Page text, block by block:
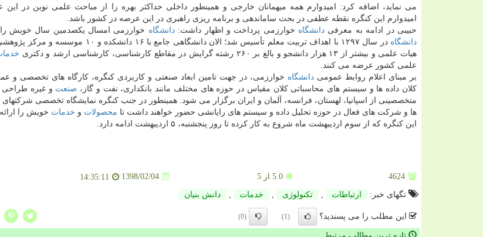
می نماید، اضافه كرد: امیدوارم همه میهمانان خارجی و همینطور داخلی حداكثر بهره را از مباحث علمی نوین در این
امیدوارم این كنگره نقطه عطفی در بحث ساماندهی و برنامه ریزی راهبری در این عرصه در كشور باشد.
حبیبی در ادامه به معرفی دانشگاه خوارزمی پرداخت و اظهار داشت:دانشگاه خوارزمی امسال یكصدمین سال خویش
دانشگاه
هیات علمی و بیشتر از ۱۳ هزار دانشجو و بالغ بر ۲۶۰ رشته گرایش در مقاطع كارشناسی، كارشناسی ارشد و دكتری
علمی كشور عرضه می كنند.
بر مبنای اعلام روابط عمومی دانشگاه خوارزمی، در جهت تامین ابعاد صنعتی و كاربردی كنگره، كارگاه های تخصصی و
كلان داده ها و سیستم های محاسباتی كلان مقیاس در حوزه های مختلف مانند بانكداری، نفت و گاز، صنعت و غیره
متخصصینی از اسپانیا، لهستان، فرانسه، آلمان و ایران برگزار می شود. همینطور در جنب كنگره نمایشگاه تخصصی شركتهای
ها و شركت های فعال در حوزه تحلیل داده و سیستم های رایانشی حضور خواهند داشت تا محصولات و خدمات خویش را ارائه
این كنگره كه از سوم اردیبهشت ماه شروع به كار كرده تا روز پنجشنبه، ۵ اردیبهشت ادامه دارد.
4624
5.0از 5 1398/02/04
14:35:11
تگهای خبر:
ارتباطات تكنولوژی خدمات دانش بنیان
این مطلب را می پسندید؟ (1)
(0)